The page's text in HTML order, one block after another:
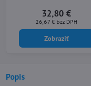
Popis
32,80 €
26,67 € bez DPH
Zobraziť